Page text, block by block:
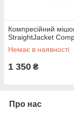
Компресійний
StraightJacket
Немає в наявності
1 350 ₴
Про нас